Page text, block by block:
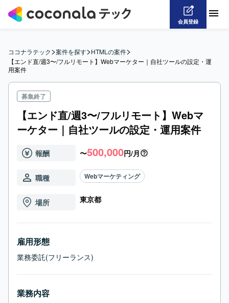
会員登録
ココナラテック>案件を探す>HTMLの案件>
【エンド直/週3〜/フルリモート】Webマーケター｜自社ツールの設定・運
用案件
募集終了
【エンド直/週3〜/フルリモート】Webマ
ーケター｜自社ツールの設定・運用案件
報酬 〜500,000円/月
職種 Webマーケティング
場所 東京都
雇用形態
業務委託(フリーランス)
業務内容